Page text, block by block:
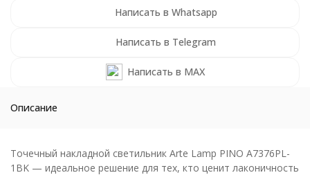
Написать в Whatsapp
Написать в Telegram
Написать в MAX
Описание
Точечный накладной светильник Arte Lamp PINO A7376PL-
1BK — идеальное решение для тех, кто ценит лаконичность